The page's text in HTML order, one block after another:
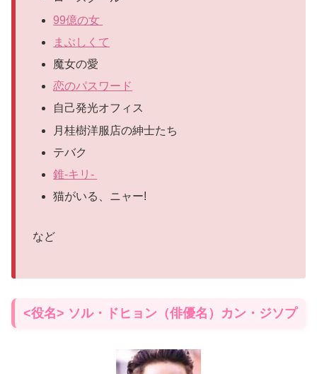
99億の女
まぶしくて
魔女の愛
恋のパスワード
自己発光オフィス
月桂樹洋服店の紳士たち
テバク
錐-キリ-
猫がいる、ニャー!
など
<役名> ソル・ドヒョン（俳優名）カン・ジソプ